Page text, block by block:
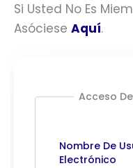
Si Usted No Es
Asóciese Aquí.
Acceso
Nombre De
Electrónico